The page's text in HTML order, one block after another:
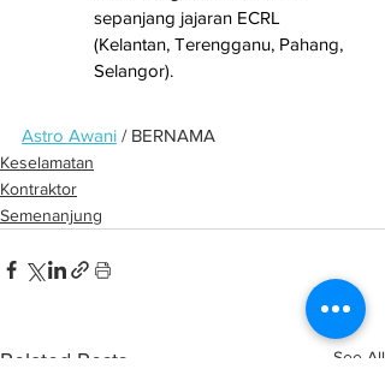
sepanjang jajaran ECRL
(Kelantan, Terengganu, Pahang,
Selangor).
Astro Awani / BERNAMA
Keselamatan
Kontraktor
Semenanjung
Related Posts See All